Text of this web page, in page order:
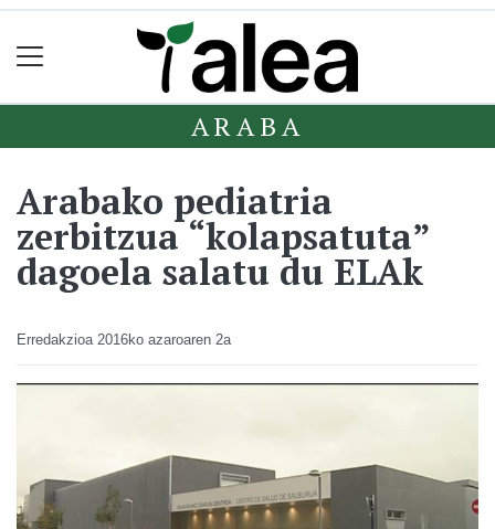
ARABA
Arabako pediatria
zerbitzua “kolapsatuta”
dagoela salatu du ELAk
Erredakzioa 2016ko azaroaren 2a